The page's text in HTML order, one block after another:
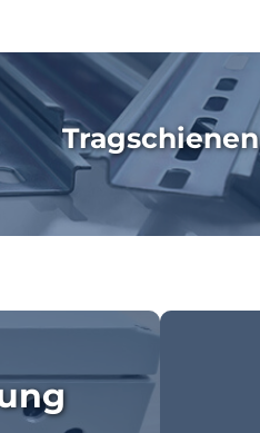
Tragschienen